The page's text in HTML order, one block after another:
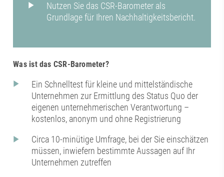
Nutzen Sie das CSR-Barometer als
Grundlage für Ihren Nachhaltigkeitsbericht.
Was ist das CSR-Barometer?
Ein Schnelltest für kleine und mittelständische
Unternehmen zur Ermittlung des Status Quo der
eigenen unternehmerischen Verantwortung –
kostenlos, anonym und ohne Registrierung
Circa 10-minütige Umfrage, bei der Sie einschätzen
müssen, inwiefern bestimmte Aussagen auf Ihr
Unternehmen zutreffen